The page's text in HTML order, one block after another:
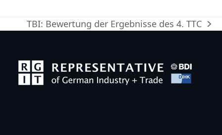
Nächster
TBI: Bewertung der Ergebnisse des 4. TTC